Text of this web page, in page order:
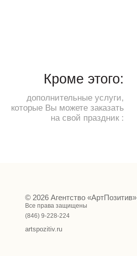
Кроме этого:
дополнительные услуги,
которые Вы можете заказать
на свой праздник :
© 2026 Агентство «АртПозитив»
Все права защищены
(846) 9-228-224
artspozitiv.ru